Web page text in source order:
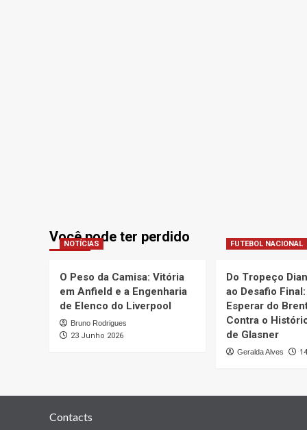
Você pode ter perdido
NOTÍCIAS
O Peso da Camisa: Vitória
em Anfield e a Engenharia
de Elenco do Liverpool
Bruno Rodrigues
23 Junho 2026
FUTEBOL NACIONAL
Do Tropeço
ao Desafio Final:
Esperar do
Contra o
de Glasner
Geralda Alves
Contacts